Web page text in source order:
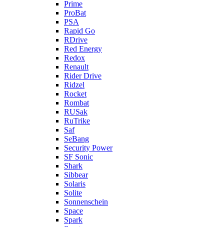
Prime
ProBat
PSA
Rapid Go
RDrive
Red Energy
Redox
Renault
Rider Drive
Ridzel
Rocket
Rombat
RUSak
RuTrike
Saf
SeBang
Security Power
SF Sonic
Shark
Sibbear
Solaris
Solite
Sonnenschein
Space
Spark